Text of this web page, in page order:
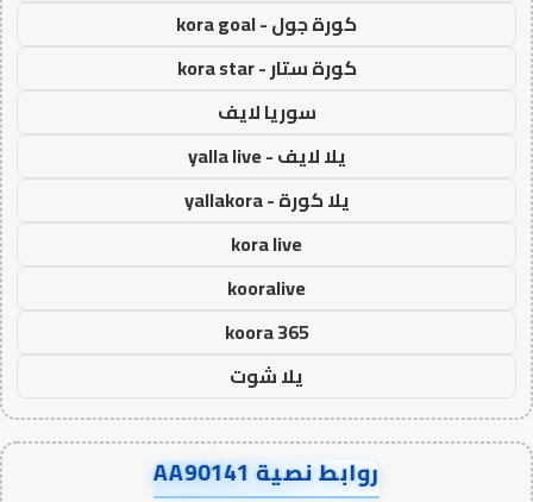
كورة جول - kora goal
كورة ستار - kora star
سوريا لايف
يلا لايف - yalla live
يلا كورة - yallakora
kora live
kooralive
koora 365
يلا شوت
روابط نصية AA90141